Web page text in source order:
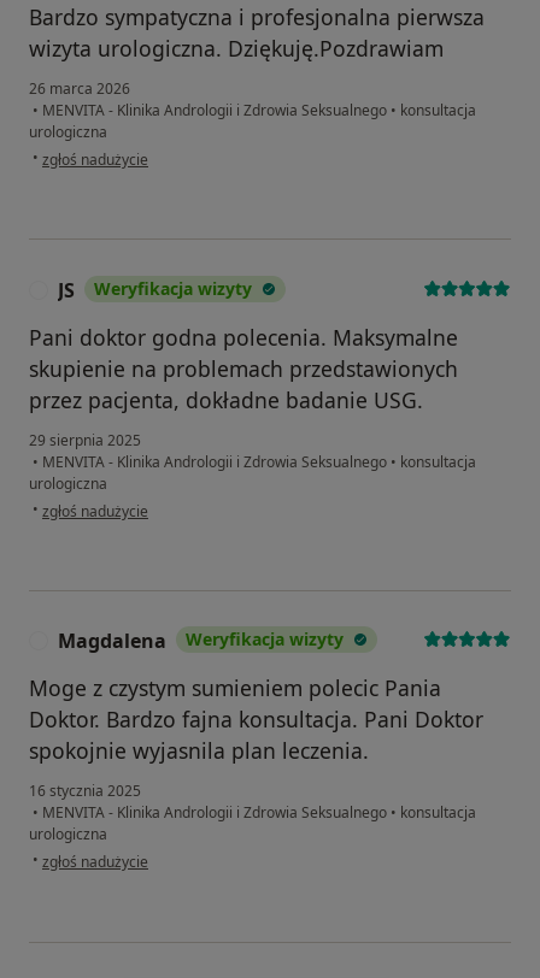
Bardzo sympatyczna i profesjonalna pierwsza
wizyta urologiczna. Dziękuję.Pozdrawiam
26 marca 2026
• MENVITA - Klinika Andrologii i Zdrowia Seksualnego • konsultacja
urologiczna
• w opinii użytkownika PK
zgłoś nadużycie
JS Weryfikacja wizyty
Pani doktor godna polecenia. Maksymalne
skupienie na problemach przedstawionych
przez pacjenta, dokładne badanie USG.
29 sierpnia 2025
• MENVITA - Klinika Andrologii i Zdrowia Seksualnego • konsultacja
urologiczna
• w opinii użytkownika JS
zgłoś nadużycie
Magdalena Weryfikacja wizyty
Moge z czystym sumieniem polecic Pania
Doktor. Bardzo fajna konsultacja. Pani Doktor
spokojnie wyjasnila plan leczenia.
16 stycznia 2025
• MENVITA - Klinika Andrologii i Zdrowia Seksualnego • konsultacja
urologiczna
• w opinii użytkownika Magdalena
zgłoś nadużycie